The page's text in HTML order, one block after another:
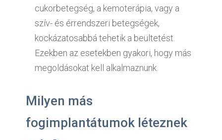
cukorbetegség, a kemoterápia, vagy a
szív- és érrendszeri betegségek,
kockázatosabbá tehetik a beültetést.
Ezekben az esetekben gyakori, hogy más
megoldásokat kell alkalmaznunk.
Milyen más
fogimplantátumok léteznek